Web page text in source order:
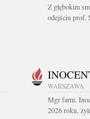
Z głębokim
odejściu prof.
WARSZAWA
Mgr farm.
2026 roku,